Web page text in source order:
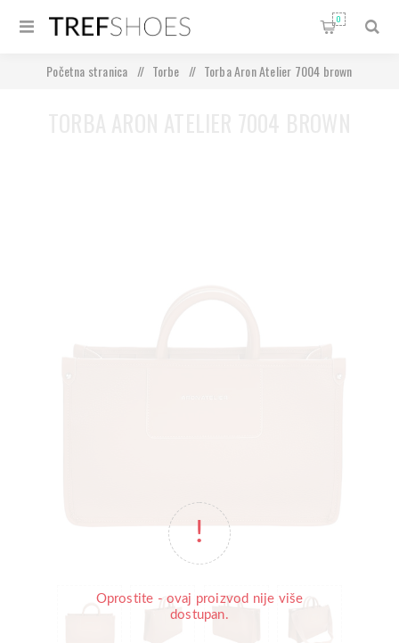
0
Početna stranica / Torbe / Torba Aron Atelier 7004 brown
Oprostite - ovaj proizvod nije više
dostupan.